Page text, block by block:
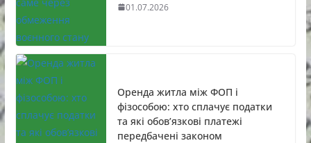
01.07.2026
Оренда житла між ФОП і
фізособою: хто сплачує податки
та які обов’язкові платежі
передбачені законом